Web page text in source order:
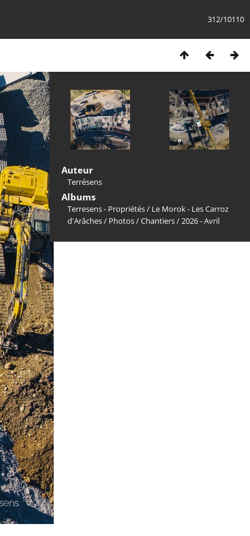
312/10110
Auteur
Terrésens
Albums
Terresens - Propriétés/ Le Morok - Les Carroz
d'Arâches/ Photos/Chantiers/2026 - Avril